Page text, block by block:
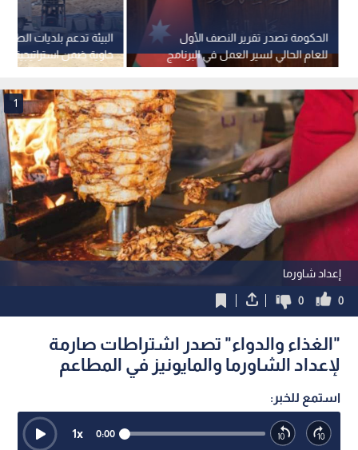
2027)
الحكومة تصدر تقرير النصف الأول
للعام الحالي لسير العمل في البرنامج
التنفيذي الثاني لرؤية التحديث
الاقتصادي
إعداد شاورما
1
0
0
"الغذاء والدواء" تصدر اشتراطات صارمة
لإعداد الشاورما والمايونيز في المطاعم
استمع للخبر:
0:00
1x